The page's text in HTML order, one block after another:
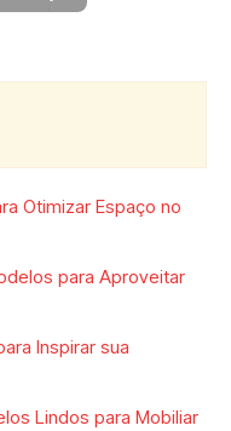
Otimizar Espaço no
para Aproveitar
Inspirar sua
Lindos para Mobiliar